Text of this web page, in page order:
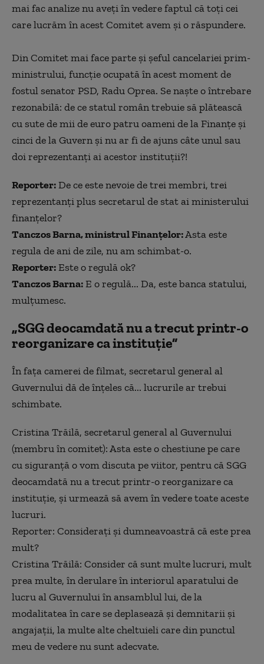
mai fac analize nu aveți în vedere faptul că toți cei
care lucrăm în acest Comitet avem și o răspundere.
Din Comitet mai face parte și șeful cancelariei prim-
ministrului, funcție ocupată în acest moment de
fostul senator PSD, Radu Oprea. Se naște o întrebare
rezonabilă: de ce statul român trebuie să plătească
cu sute de mii de euro patru oameni de la Finanțe și
cinci de la Guvern și nu ar fi de ajuns câte unul sau
doi reprezentanți ai acestor instituții?!
Reporter:De ce este nevoie de trei membri, trei
reprezentanți plus secretarul de stat ai ministerului
finanțelor?
Tanczos Barna, ministrul Finanțelor:Asta este
regula de ani de zile, nu am schimbat-o.
Reporter:Este o regulă ok?
Tanczos Barna:E o regulă... Da, este banca statului,
mulțumesc.
„SGG deocamdată nu a trecut printr-o
reorganizare ca instituție”
În fața camerei de filmat, secretarul general al
Guvernului dă de înțeles că... lucrurile ar trebui
schimbate.
Cristina Trăilă, secretarul general al Guvernului
(membru în comitet): Asta este o chestiune pe care
cu siguranță o vom discuta pe viitor, pentru că SGG
deocamdată nu a trecut printr-o reorganizare ca
instituție, și urmează să avem în vedere toate aceste
lucruri.
Reporter: Considerați și dumneavoastră că este prea
mult?
Cristina Trăilă: Consider că sunt multe lucruri, mult
prea multe, în derulare în interiorul aparatului de
lucru al Guvernului în ansamblul lui, de la
modalitatea în care se deplasează și demnitarii și
angajații, la multe alte cheltuieli care din punctul
meu de vedere nu sunt adecvate.